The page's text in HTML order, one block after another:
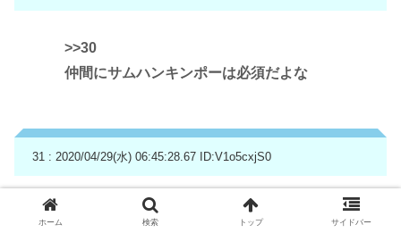
>>30
仲間にサムハンキンポーは必須だよな
31 : 2020/04/29(水) 06:45:28.67 ID:V1o5cxjS0
今井絵理子がブス過ぎて萎えた記憶しかない
ホーム 検索 トップ サイドバー